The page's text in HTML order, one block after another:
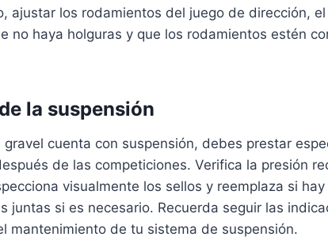
ajustar los rodamientos del juego de dirección,
no haya holguras y que los rodamientos estén
la suspensión
cuenta con suspensión, debes prestar
de las competiciones. Verifica la presión
visualmente los sellos y reemplaza si
juntas si es necesario. Recuerda seguir las
mantenimiento de tu sistema de suspensión.